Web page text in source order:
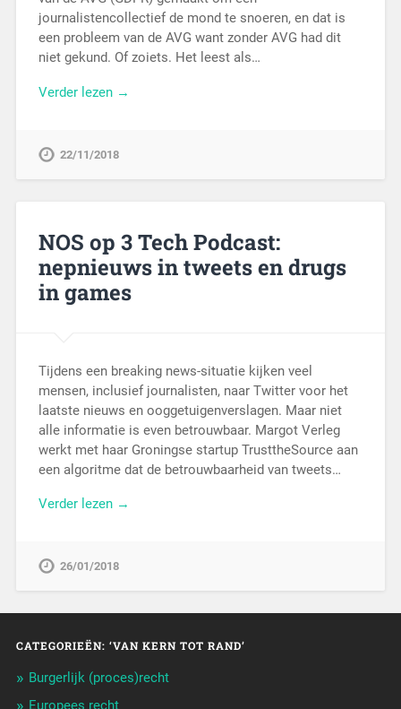
journalistencollectief de mond te snoeren, en dat is
een probleem van de AVG want zonder AVG had dit
niet gekund. Of zoiets. Het leest als…
Verder lezen →
22/11/2018
NOS op 3 Tech Podcast:
nepnieuws in tweets en drugs
in games
Tijdens een breaking news-situatie kijken veel
mensen, inclusief journalisten, naar Twitter voor het
laatste nieuws en ooggetuigenverslagen. Maar niet
alle informatie is even betrouwbaar. Margot Verleg
werkt met haar Groningse startup TrusttheSource aan
een algoritme dat de betrouwbaarheid van tweets…
Verder lezen →
26/01/2018
CATEGORIEËN: ‘VAN KERN TOT RAND’
Burgerlijk (proces)recht
Europees recht